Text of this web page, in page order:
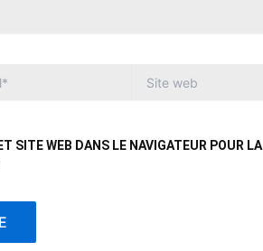
WEB
SITE WEB DANS LE NAVIGATEUR POUR LA